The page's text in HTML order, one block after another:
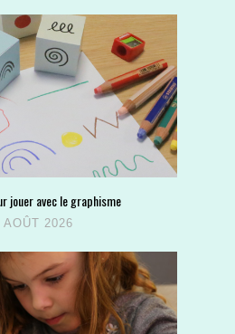
jouer avec le graphisme
AOÛT 2026